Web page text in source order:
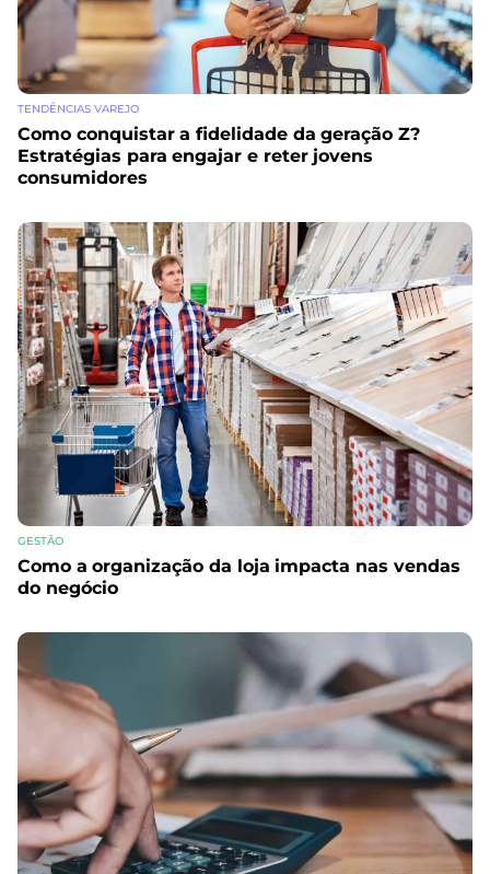
TENDÊNCIAS VAREJO
Como conquistar a fidelidade da geração Z?
Estratégias para engajar e reter jovens
consumidores
GESTÃO
Como a organização da loja impacta nas vendas
do negócio